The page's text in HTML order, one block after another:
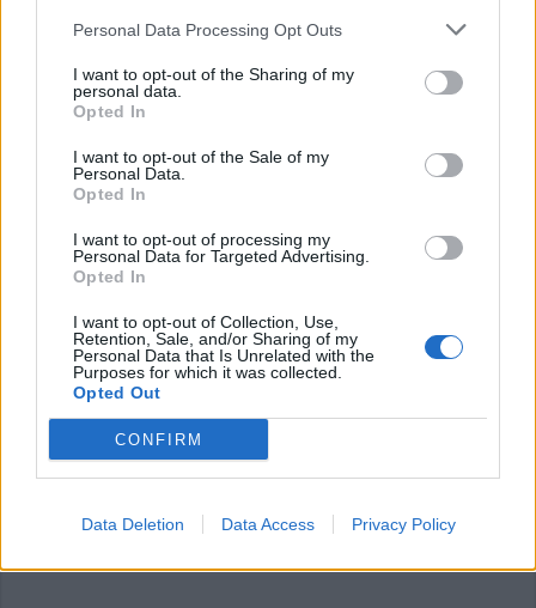
Personal Data Processing Opt Outs
I want to opt-out of the Sharing of my
personal data.
Opted In
I want to opt-out of the Sale of my
Personal Data.
Opted In
I want to opt-out of processing my
Personal Data for Targeted Advertising.
Opted In
I want to opt-out of Collection, Use,
Retention, Sale, and/or Sharing of my
Personal Data that Is Unrelated with the
Purposes for which it was collected.
Opted Out
CONFIRM
Data Deletion Data Access Privacy Policy
Commenti
Accedioregistratiper commentare questo
articolo.
di VareseNews.it, che rimane autonoma e indipendente. I messaggi inclusi nei
commenti non sono testi giornalistici, ma post inviati dai singoli lettori che
possono essere automaticamente pubblicati senza filtro preventivo. I commenti
che includano uno o più link a siti esterni verranno rimossi in automatico dal